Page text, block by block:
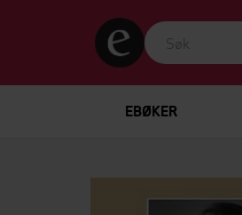
EBØKER